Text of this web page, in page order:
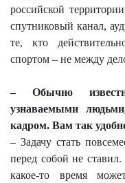
российской
спутниковый канал,
те, кто
спортом – не между
– Обычно
узнаваемыми
кадром. Вам так
– Задачу стать
перед собой не
какое-то время